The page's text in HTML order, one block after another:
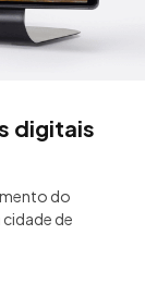
digitais
do
de